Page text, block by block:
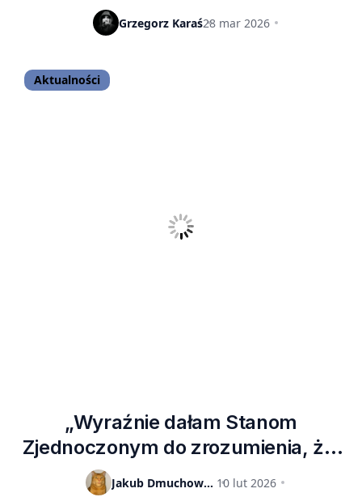
Wschodzie uderza w branżę AI
Grzegorz Karaś28 mar 2026
Aktualności
„Wyraźnie dałam Stanom
Zjednoczonym do zrozumienia, że ​​
jest to niemożliwe”. Tajwan nie
Jakub Dmuchowski 10 lut 2026